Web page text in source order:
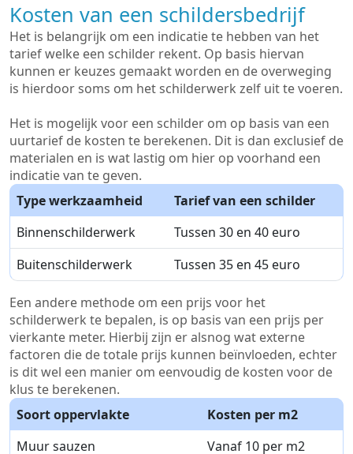
Kosten van een schildersbedrijf
Het is belangrijk om een indicatie te hebben van het
tarief welke een schilder rekent. Op basis hiervan
kunnen er keuzes gemaakt worden en de overweging
is hierdoor soms om het schilderwerk zelf uit te voeren.
Het is mogelijk voor een schilder om op basis van een
uurtarief de kosten te berekenen. Dit is dan exclusief de
materialen en is wat lastig om hier op voorhand een
indicatie van te geven.
Type werkzaamheid
Tarief van een schilder
Binnenschilderwerk
Tussen 30 en 40 euro
Buitenschilderwerk
Tussen 35 en 45 euro
Een andere methode om een prijs voor het
schilderwerk te bepalen, is op basis van een prijs per
vierkante meter. Hierbij zijn er alsnog wat externe
factoren die de totale prijs kunnen beïnvloeden, echter
is dit wel een manier om eenvoudig de kosten voor de
klus te berekenen.
Soort oppervlakte
Kosten per m2
Muur sauzen
Vanaf 10 per m2